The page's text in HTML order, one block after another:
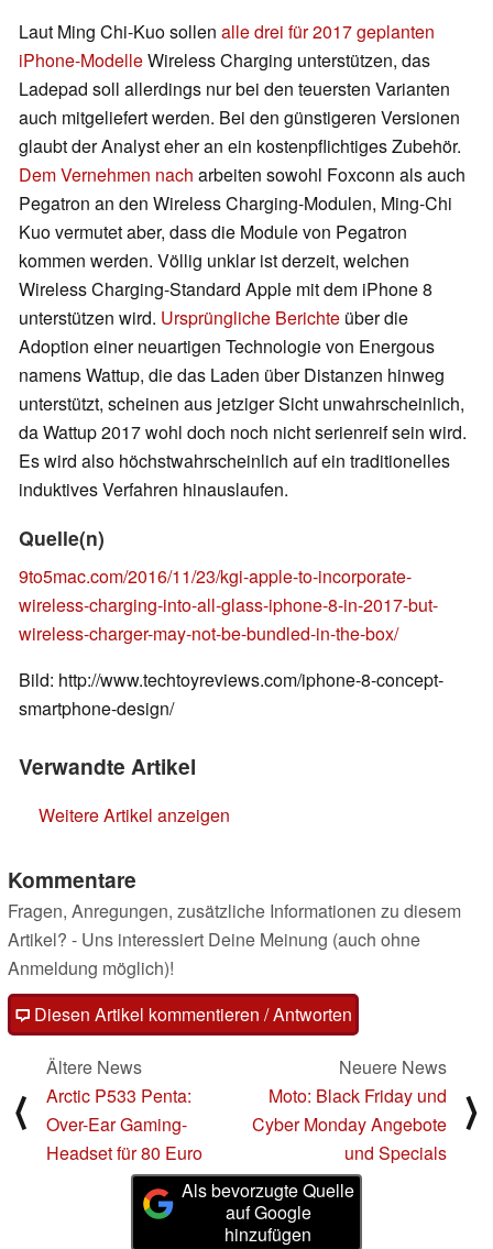
Laut Ming Chi-Kuo sollen alle drei für 2017 geplanten
iPhone-ModelleWireless Charging unterstützen, das
Ladepad soll allerdings nur bei den teuersten Varianten
auch mitgeliefert werden. Bei den günstigeren Versionen
glaubt der Analyst eher an ein kostenpflichtiges Zubehör.
Dem Vernehmen nach arbeiten sowohl Foxconn als auch
Pegatron an den Wireless Charging-Modulen, Ming-Chi
Kuo vermutet aber, dass die Module von Pegatron
kommen werden. Völlig unklar ist derzeit, welchen
Wireless Charging-Standard Apple mit dem iPhone 8
unterstützen wird. Ursprüngliche Berichte über die
Adoption einer neuartigen Technologie von Energous
namens Wattup, die das Laden über Distanzen hinweg
unterstützt, scheinen aus jetziger Sicht unwahrscheinlich,
da Wattup 2017 wohl doch noch nicht serienreif sein wird.
Es wird also höchstwahrscheinlich auf ein traditionelles
induktives Verfahren hinauslaufen.
Quelle(n)
9to5mac.com/2016/11/23/kgi-apple-to-incorporate-
wireless-charging-into-all-glass-iphone-8-in-2017-but-
wireless-charger-may-not-be-bundled-in-the-box/
Bild: http://www.techtoyreviews.com/iphone-8-concept-
smartphone-design/
Verwandte Artikel
Weitere Artikel anzeigen
Kommentare
Fragen, Anregungen, zusätzliche Informationen zu diesem
Artikel? - Uns interessiert Deine Meinung (auch ohne
Anmeldung möglich)!
Diesen Artikel kommentieren / Antworten
⟨
Ältere News
Arctic P533 Penta:
Over-Ear Gaming-
Headset für 80 Euro
Neuere News
Moto: Black Friday und
Cyber Monday Angebote
und Specials
⟩
Als bevorzugte Quelle
auf Google
hinzufügen